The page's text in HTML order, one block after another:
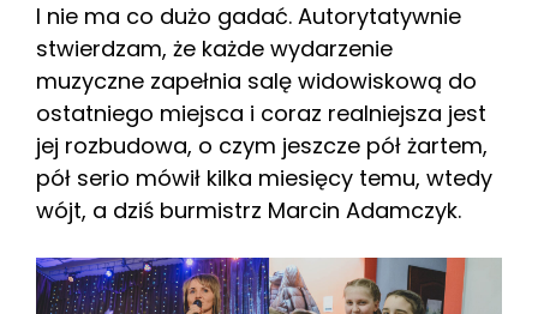
I nie ma co dużo gadać. Autorytatywnie
stwierdzam, że każde wydarzenie
muzyczne zapełnia salę widowiskową do
ostatniego miejsca i coraz realniejsza jest
jej rozbudowa, o czym jeszcze pół żartem,
pół serio mówił kilka miesięcy temu, wtedy
wójt, a dziś burmistrz Marcin Adamczyk.